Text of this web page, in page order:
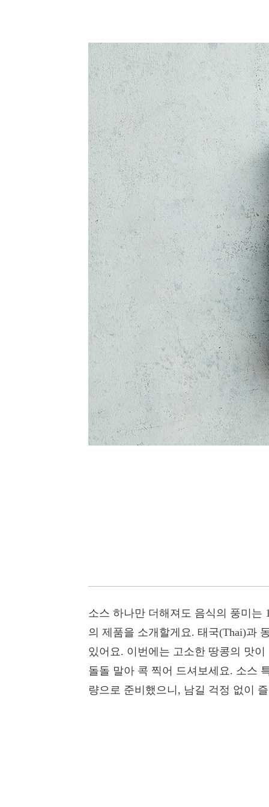
소스 하나만 더해져도 음식의 풍미는
의 제품을 소개할게요. 태국(Thai)과
있어요. 이번에는 고소한 땅콩의 맛
돌돌 말아 콕 찍어 드셔보세요. 소스
량으로 준비했으니, 남길 걱정 없이